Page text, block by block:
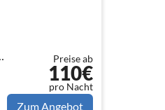
Preise ab
110€
pro Nacht
Zum Angebot